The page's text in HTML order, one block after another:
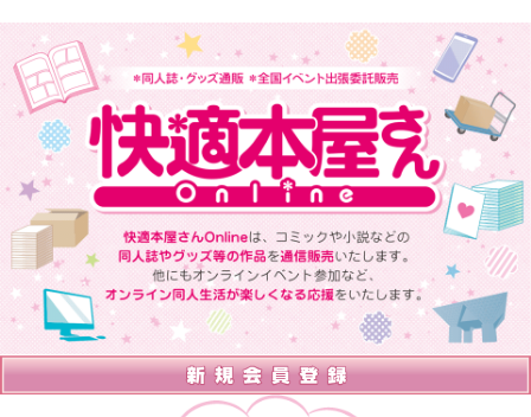
快適本屋さんOnlineは、 コミックや小説などの同人誌やグッズ等の
作品を通信販売いたします。